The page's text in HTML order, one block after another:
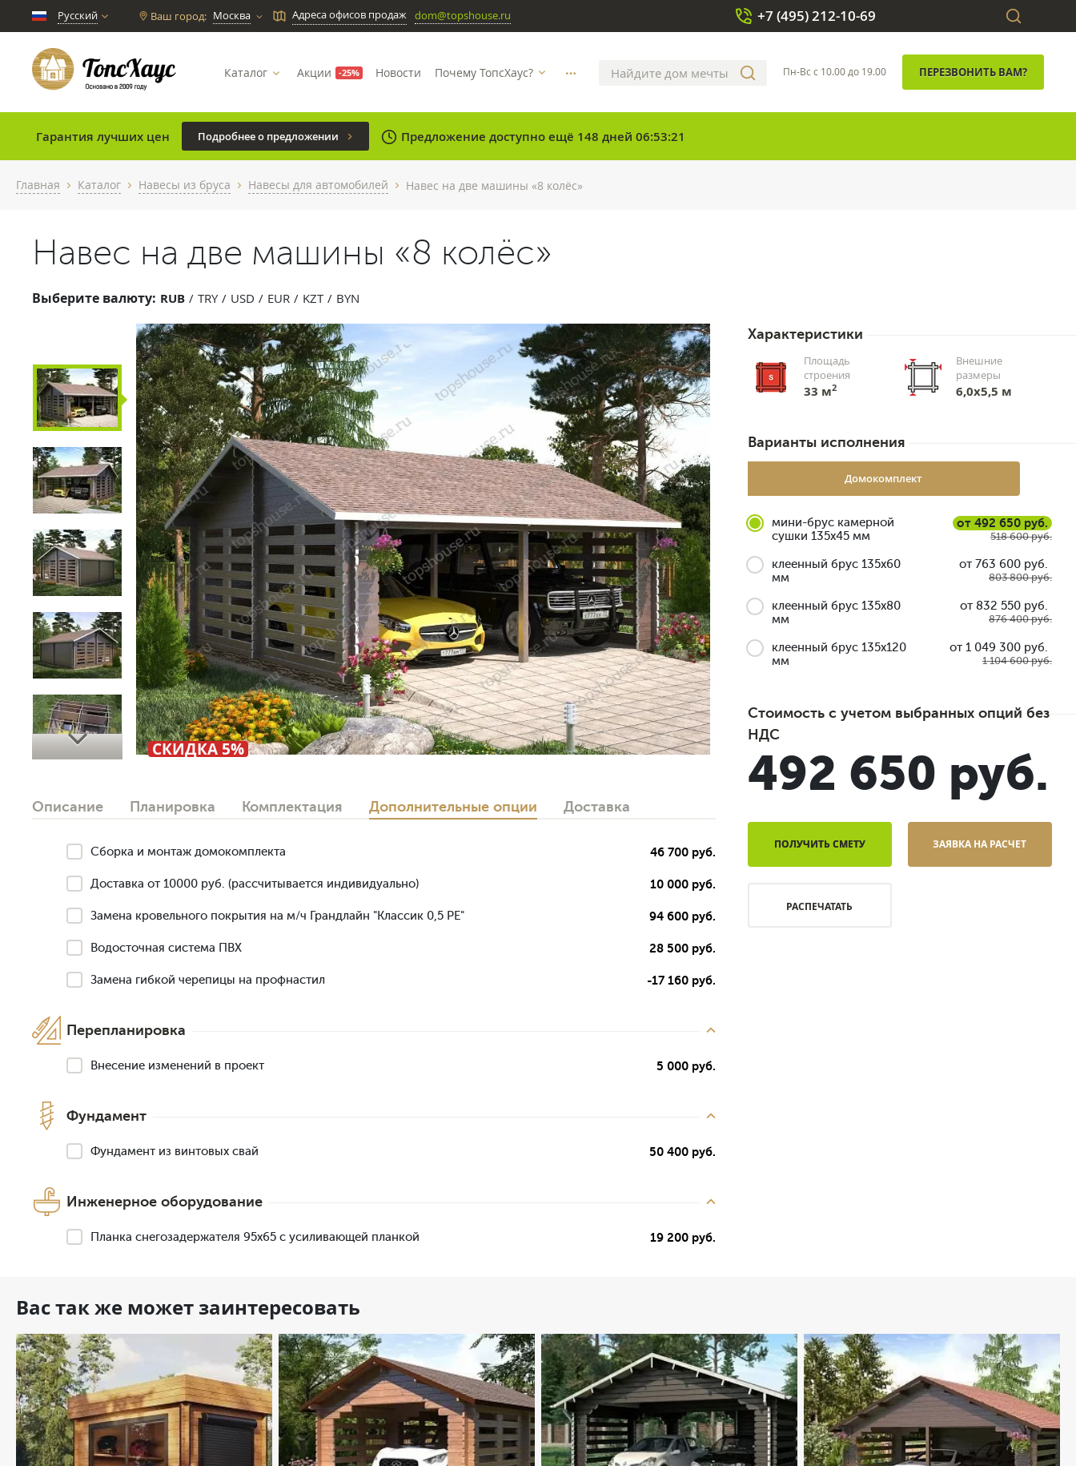
Русский Ваш город: Москва chevron_down Адреса офисов продаж dom@topshouse.ru
Каталог Акции -25% Новости Почему ТопсХаус? more_horizontal
+7 (495) 212-10-69
Пн-Вс с 10.00 до 19.00 ПЕРЕЗВОНИТЬ ВАМ?
Гарантия лучших цен Подробнее о предложении clock Предложение доступно ещё 148 дней 06:53:21
Главная chevron_right Каталог chevron_right Навесы из бруса chevron_right Навесы для автомобилей chevron_right Навес на две машины «8 колёс»
Навес на две машины «8 колёс»
Выберите валюту: RUB TRY USD EUR KZT BYN
Next СКИДКА 5%
Описание Планировка Комплектация Дополнительные опции Доставка
Сборка и монтаж домокомплекта 46 700 руб.
Доставка от 10000 руб. (рассчитывается индивидуально) 10 000 руб.
Замена кровельного покрытия на м/ч Грандлайн "Классик 0,5 РЕ" 94 600 руб.
Водосточная система ПВХ 28 500 руб.
Замена гибкой черепицы на профнастил -17 160 руб.
Перепланировка
Внесение изменений в проект 5 000 руб.
Фундамент
Фундамент из винтовых свай 50 400 руб.
Инженерное оборудование
Планка снегозадержателя 95х65 с усиливающей планкой 19 200 руб.
Характеристики
Площадь
строения
33 м2
Внешние
размеры
6,0х5,5 м
Варианты исполнения
Домокомплект
мини-брус камерной
сушки 135x45 мм
от 492 650 руб.
518 600 руб.
клеенный брус 135x60
мм
от 763 600 руб.
803 800 руб.
клеенный брус 135x80
мм
от 832 550 руб.
876 400 руб.
клеенный брус 135x120
мм
от 1 049 300 руб.
1 104 600 руб.
Стоимость с учетом выбранных опций без
НДС
492 650 руб.
ПОЛУЧИТЬ СМЕТУ ЗАЯВКА НА РАСЧЕТ
РАСПЕЧАТАТЬ
Вас так же может заинтересовать